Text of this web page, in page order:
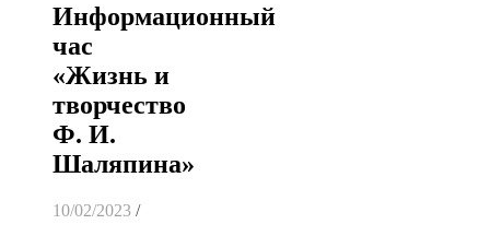
Информационный
час
«Жизнь и
творчество
Ф. И.
Шаляпина»
10/02/2023 /